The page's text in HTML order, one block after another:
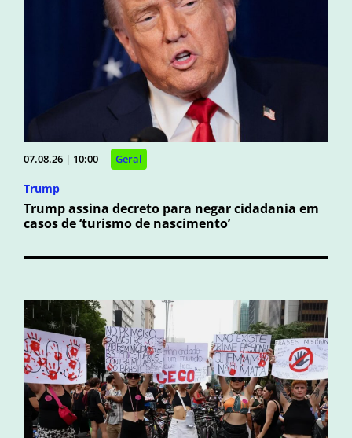
07.08.26 | 10:00 Geral
Trump
Trump assina decreto para negar cidadania em
casos de ‘turismo de nascimento’